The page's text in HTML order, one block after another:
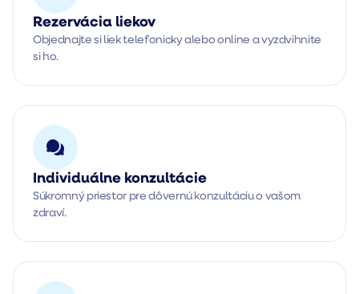
Rezervácia liekov
Objednajte si liek telefonicky alebo online a vyzdvihnite
si ho.
Individuálne konzultácie
Súkromný priestor pre dôvernú konzultáciu o vašom
zdraví.